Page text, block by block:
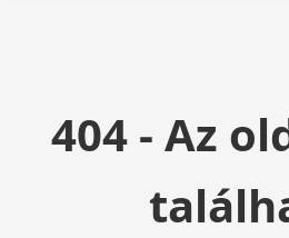
404 - Az